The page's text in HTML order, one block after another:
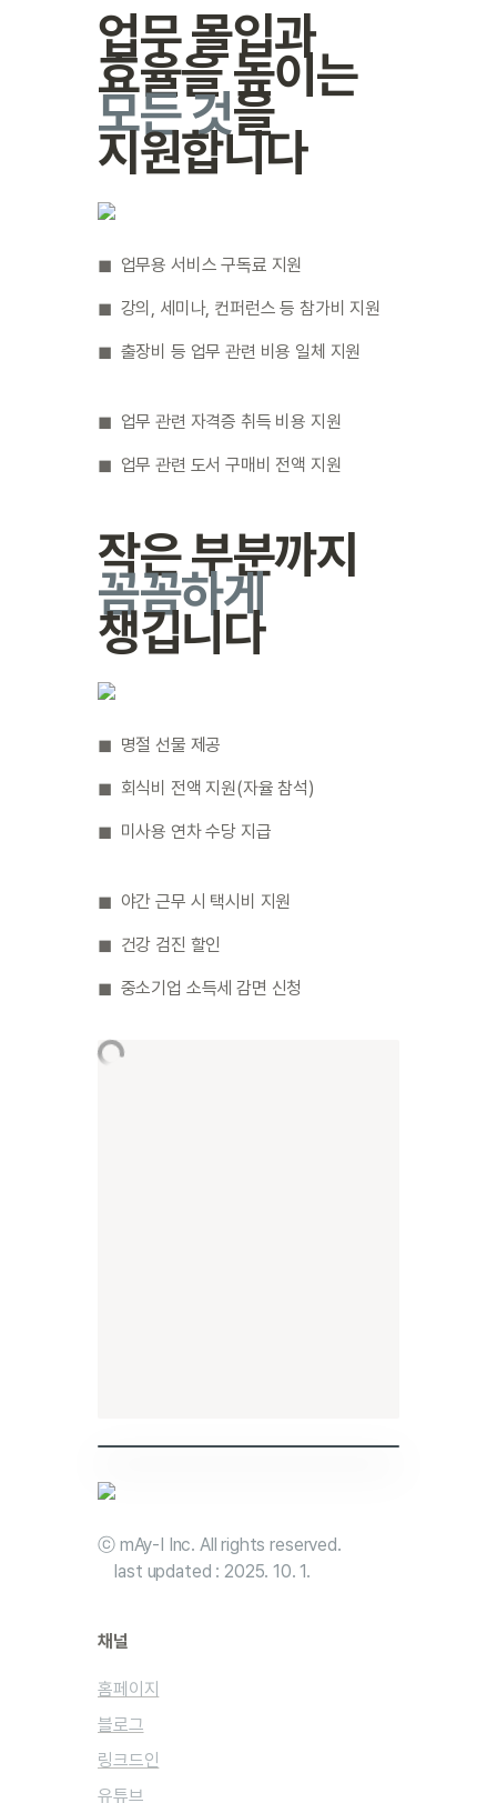
업무 몰입과
효율을 높이는
모든 것을
지원합니다
◼︎  업무용 서비스 구독료 지원
◼︎  강의, 세미나, 컨퍼런스 등 참가비 지원
◼︎  출장비 등 업무 관련 비용 일체 지원
◼︎  업무 관련 자격증 취득 비용 지원
◼︎  업무 관련 도서 구매비 전액 지원
꼼꼼하게
챙깁니다
◼︎  명절 선물 제공
◼︎  회식비 전액 지원(자율 참석)
◼︎  미사용 연차 수당 지급
◼︎  야간 근무 시 택시비 지원
◼︎  건강 검진 할인
◼︎  중소기업 소득세 감면 신청
ⓒ mAy-I Inc. All rights reserved.
last updated : 2025. 10. 1.
채널
유튜브